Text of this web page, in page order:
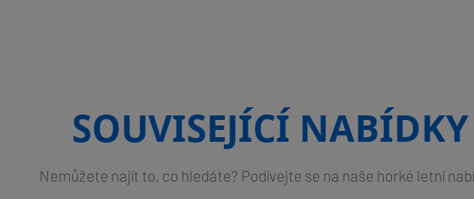
SOUVISEJÍCÍ NABÍDKY
Nemůžete najít to, co hledáte? Podívejte se na naše horké letní